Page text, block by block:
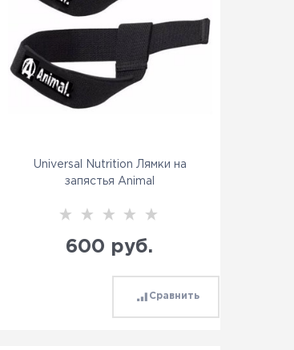
Universal Nutrition Лямки на
запястья Animal
600 руб.
Сравнить